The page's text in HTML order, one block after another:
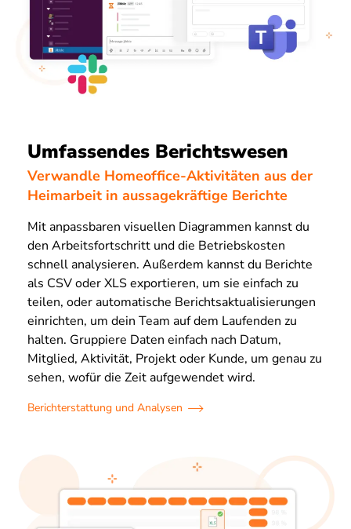
Umfassendes Berichtswesen
Verwandle Homeoffice-Aktivitäten aus der
Heimarbeit in aussagekräftige Berichte
Mit anpassbaren visuellen Diagrammen kannst du
den Arbeitsfortschritt und die Betriebskosten
schnell analysieren. Außerdem kannst du Berichte
als CSV oder XLS exportieren, um sie einfach zu
teilen, oder automatische Berichtsaktualisierungen
einrichten, um dein Team auf dem Laufenden zu
halten. Gruppiere Daten einfach nach Datum,
Mitglied, Aktivität, Projekt oder Kunde, um genau zu
sehen, wofür die Zeit aufgewendet wird.
Berichterstattung und Analysen